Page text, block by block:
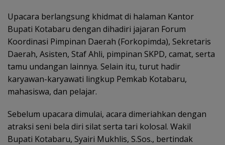
Upacara berlangsung khidmat di halaman Kantor
Bupati Kotabaru dengan dihadiri jajaran Forum
Koordinasi Pimpinan Daerah (Forkopimda), Sekretaris
Daerah, Asisten, Staf Ahli, pimpinan SKPD, camat, serta
tamu undangan lainnya. Selain itu, turut hadir
karyawan-karyawati lingkup Pemkab Kotabaru,
mahasiswa, dan pelajar.
Sebelum upacara dimulai, acara dimeriahkan dengan
atraksi seni bela diri silat serta tari kolosal. Wakil
Bupati Kotabaru, Syairi Mukhlis, S.Sos., bertindak